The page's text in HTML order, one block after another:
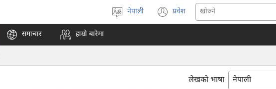
रोज्ने
नेपाली प्रवेश
अर्को
नयाँ
खुल्नेछ)
समाचार हाम्रो बारेमा
लेखको भाषा